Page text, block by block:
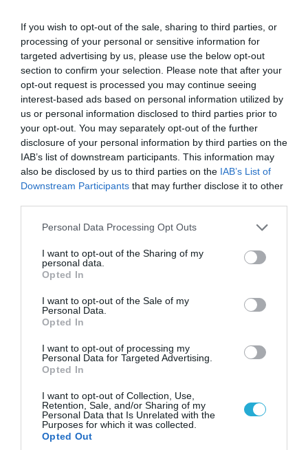
If you wish to opt-out of the sale, sharing to third parties, or
processing of your personal or sensitive information for
targeted advertising by us, please use the below opt-out
section to confirm your selection. Please note that after your
opt-out request is processed you may continue seeing
interest-based ads based on personal information utilized by
us or personal information disclosed to third parties prior to
your opt-out. You may separately opt-out of the further
disclosure of your personal information by third parties on the
IAB’s list of downstream participants. This information may
also be disclosed by us to third parties on the IAB’s List of
Downstream Participants that may further disclose it to other
Please note that this website/app uses one or more Google
not limited to your visit or usage behaviour. You may click to
grant or deny consent to Google and its third-party tags to
use your data for below specified purposes in below Google
consent section.
Personal Data Processing Opt Outs
I want to opt-out of the Sharing of my
personal data.
Opted In
I want to opt-out of the Sale of my
Personal Data.
Opted In
I want to opt-out of processing my
Personal Data for Targeted Advertising.
Opted In
I want to opt-out of Collection, Use,
Retention, Sale, and/or Sharing of my
Personal Data that Is Unrelated with the
Purposes for which it was collected.
Opted Out
06.08.2026 | 09:02
ΗΠΑ: Nέα στοιχεία για το περιστατικό με το
προεδρικό ελικόπτερο Marine One – Βρέθηκε
δίπλα σε επιβατικό αεροσκάφος
«Επιχείρηση ελεύθερα πεζοδρόμια» στην
Αθήνα: Απομακρύνθηκαν παράνομα
αντικείμενα από κοινόχρηστους χώρους